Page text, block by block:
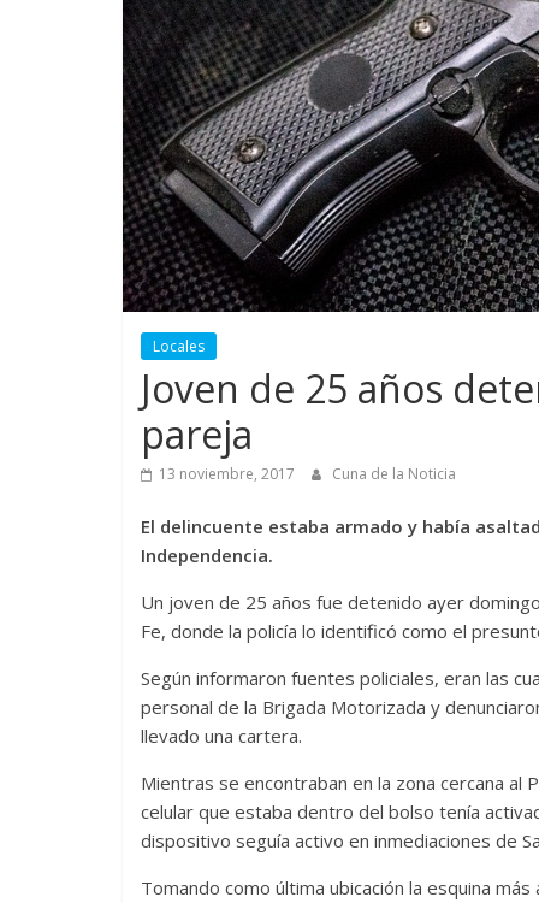
Locales
Joven de 25 años
pareja
13 noviembre, 2017 Cuna de la Noticia
El delincuente estaba armado y había
Independencia.
Un joven de 25 años fue detenido ayer
Fe, donde la policía lo identificó como el
Según informaron fuentes policiales, eran las
personal de la Brigada Motorizada y
llevado una cartera.
Mientras se encontraban en la zona cercana
celular que estaba dentro del bolso tenía
dispositivo seguía activo en inmediaciones de
Tomando como última ubicación la esquina